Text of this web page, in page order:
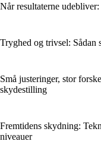
Når resultaterne
Tryghed og trivsel: Sådan
Små justeringer, stor
skydestilling
Fremtidens skydning:
niveauer